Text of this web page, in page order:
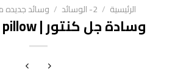
الرئيسية / 2- الوسائد / وسائد جديده
وسادة جل كنتور | Contour gel pillow